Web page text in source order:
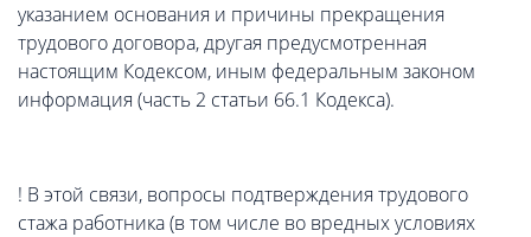
указанием основания и причины прекращения
трудового договора, другая предусмотренная
настоящим Кодексом, иным федеральным законом
информация (часть 2 статьи 66.1 Кодекса).
! В этой связи, вопросы подтверждения трудового
стажа работника (в том числе во вредных условиях